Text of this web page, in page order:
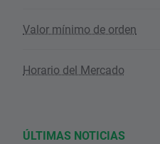
Valor mínimo de orden
Horario del Mercado
ÚLTIMAS NOTICIAS